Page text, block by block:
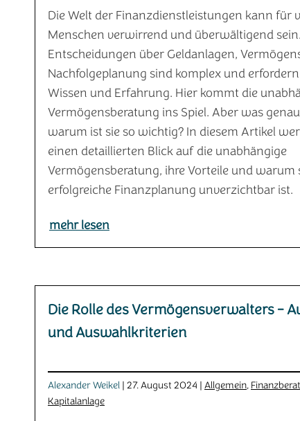
Die Welt der Finanzdienstleistungen kann für
Menschen verwirrend und überwältigend sein.
Entscheidungen über Geldanlagen,
Nachfolgeplanung sind komplex und
Wissen und Erfahrung. Hier kommt die
Vermögensberatung ins Spiel. Aber was
warum ist sie so wichtig? In diesem Artikel
einen detaillierten Blick auf die unabhängige
Vermögensberatung, ihre Vorteile und warum
erfolgreiche Finanzplanung unverzichtbar ist.
mehr lesen
Die Rolle des Vermögensverwalters -
und Auswahlkriterien
Alexander Weikel | 27. August 2024 | Allgemein,
Kapitalanlage